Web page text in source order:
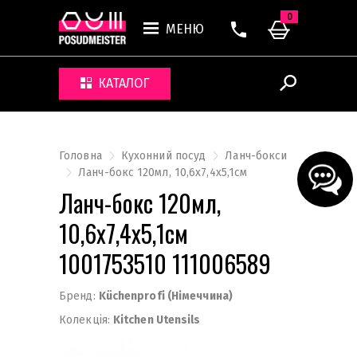
МЕНЮ
КАТАЛОГ
0
Головна Кухонний посуд
Ланч-бокси
Ланч-бокс 120мл, 10,6х7,4х5,1см
Ланч-бокс 120мл,
10,6х7,4х5,1см
1001753510 111006589
Бренд: Küchenprofi (Німеччина)
Колекція: Kitchen Utensils